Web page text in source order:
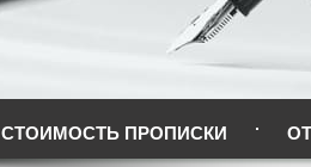
СТОИМОСТЬ ПРОПИСКИ